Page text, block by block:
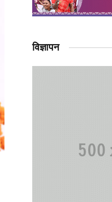
विज्ञापन